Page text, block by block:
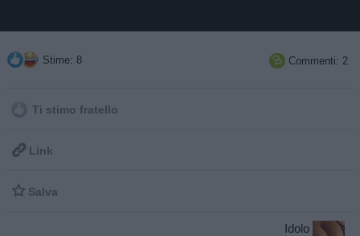
Stime: 8  Commenti: 2
Ti stimo fratello
 Link
 Salva
Idolo